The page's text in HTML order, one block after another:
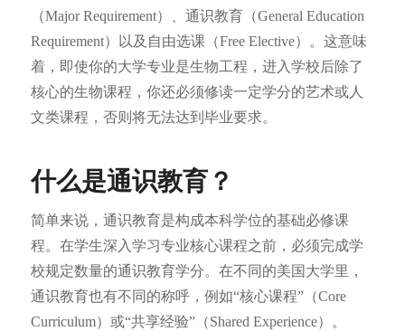
（Major Requirement）、通识教育（General Education
Requirement）以及自由选课（Free Elective）。这意味
着，即使你的大学专业是生物工程，进入学校后除了
核心的生物课程，你还必须修读一定学分的艺术或人
文类课程，否则将无法达到毕业要求。
什么是通识教育？
简单来说，通识教育是构成本科学位的基础必修课
程。在学生深入学习专业核心课程之前，必须完成学
校规定数量的通识教育学分。在不同的美国大学里，
通识教育也有不同的称呼，例如“核心课程”（Core
Curriculum）或“共享经验”（Shared Experience）。